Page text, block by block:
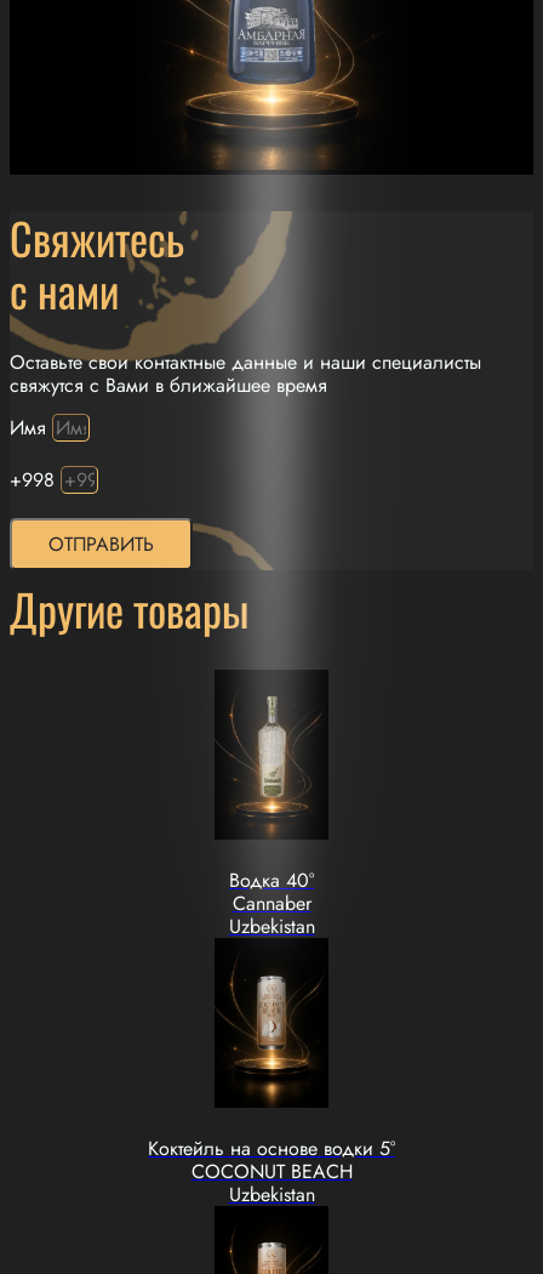
Свяжитесь
с нами
Оставьте свои контактные данные и наши специалисты
свяжутся с Вами в ближайшее время
Имя
+998
ОТПРАВИТЬ
Другие товары
Водка 40°
Cannaber
Uzbekistan
Коктейль на основе водки 5°
COCONUT BEACH
Uzbekistan